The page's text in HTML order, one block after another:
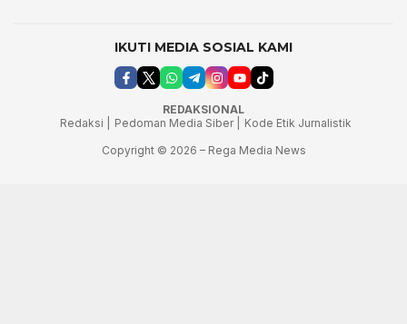
IKUTI MEDIA SOSIAL KAMI
REDAKSIONAL
Redaksi |
Pedoman Media Siber |
Kode Etik Jurnalistik
Copyright © 2026 – Rega Media News